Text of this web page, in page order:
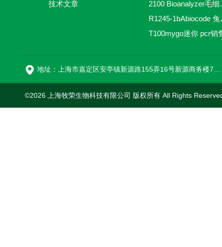
技术文章
2100
T100mygo迷你 pcr销
©2026 上海牧荣生物科技有限公司 版权所有 All Rights